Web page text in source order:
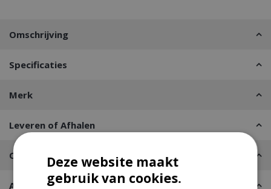
Omschrijving
Specificaties
Merk
Leveren of Afhalen
Contact
Advies nodig?
Deze website maakt
gebruik van cookies.